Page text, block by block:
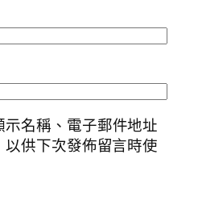
示名稱、電子郵件地址
供下次發佈留言時使